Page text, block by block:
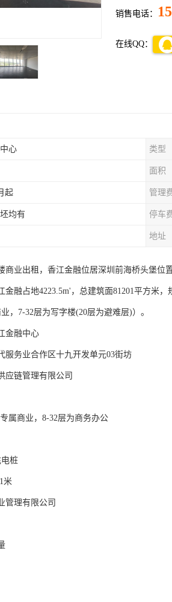
销售电话：
在线QQ：
心 类型
面积
起 管理
均有 停车
地址
商业出租，香江金融位居深圳前海桥头堡
金融占地4223.5m'，总建筑面81201平方米
，7-32层为写字楼(20层为避难层)）。
金融中心
务业合作区十九开发单元03街坊
链管理有限公司
商业，8-32层为商务办公
桩
米
理有限公司